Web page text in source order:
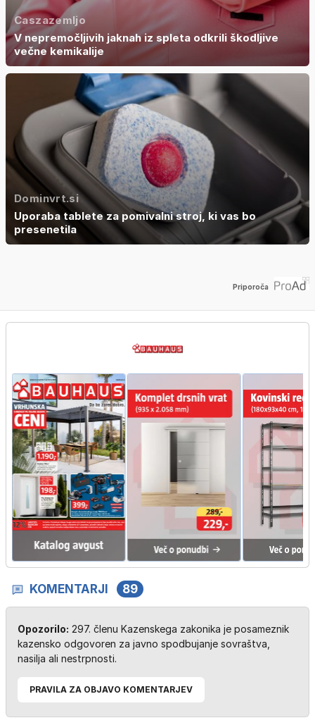
Caszazemljo
V nepremočljivih jaknah iz spleta odkrili škodljive
večne kemikalije
Dominvrt.si
Uporaba tablete za pomivalni stroj, ki vas bo
presenetila
Priporoča
KOMENTARJI 89
Opozorilo: 297. členu Kazenskega zakonika je posameznik
kazensko odgovoren za javno spodbujanje sovraštva,
nasilja ali nestrpnosti.
PRAVILA ZA OBJAVO KOMENTARJEV